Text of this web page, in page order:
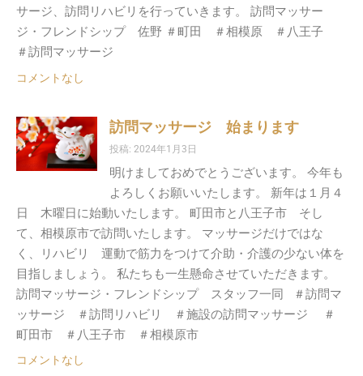
サージ、訪問リハビリを行っていきます。 訪問マッサー
ジ・フレンドシップ 佐野 ＃町田 ＃相模原 ＃八王子
＃訪問マッサージ
コメントなし
訪問マッサージ 始まります
投稿: 2024年1月3日
明けましておめでとうございます。 今年も
よろしくお願いいたします。 新年は１月４
日 木曜日に始動いたします。 町田市と八王子市 そし
て、相模原市で訪問いたします。 マッサージだけではな
く、リハビリ 運動で筋力をつけて介助・介護の少ない体を
目指しましょう。 私たちも一生懸命させていただきます。
訪問マッサージ・フレンドシップ スタッフ一同 ＃訪問マ
ッサージ ＃訪問リハビリ ＃施設の訪問マッサージ ＃
町田市 ＃八王子市 ＃相模原市
コメントなし